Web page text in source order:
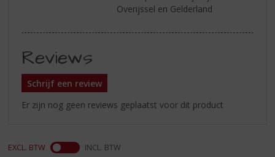
Overijssel en Gelderland
Reviews
Schrijf een review
Er zijn nog geen reviews geplaatst voor dit product
EXCL. BTW INCL. BTW